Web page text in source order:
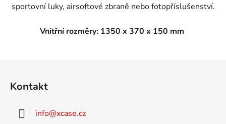
sportovní luky, airsoftové zbraně nebo fotopříslušenství.
Vnitřní rozměry: 1350 x 370 x 150 mm
Kontakt
info@xcase.cz